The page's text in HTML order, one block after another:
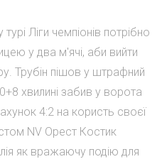
Ліги чемпіонів потрібно
у два м'ячі, аби вийти
Трубін пішов у штрафний
хвилині забив у ворота
4:2 на користь своєї
NV Орест Костик
як вражаючу подію для